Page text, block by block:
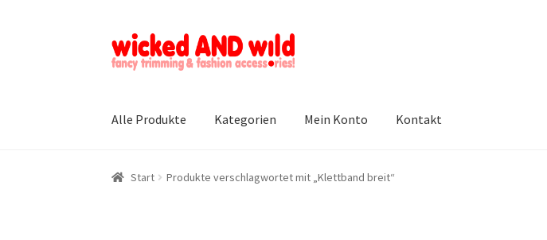
Zur
Navigation
Zum
Inhalt
Alle Produkte Kategorien Mein Konto Kontakt
Start Produkte verschlagwortet mit „Klettband breit“